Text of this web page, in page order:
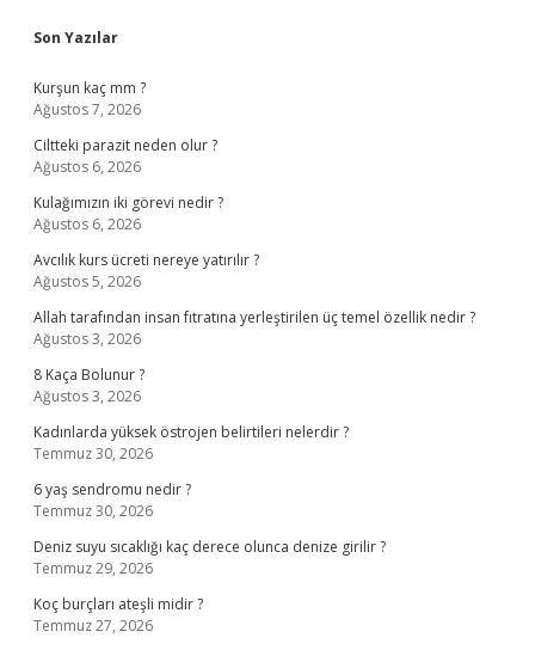
Sidebar
Son Yazılar
Kurşun kaç mm ?
Ağustos 7, 2026
Ciltteki parazit neden olur ?
Ağustos 6, 2026
Kulağımızın iki görevi nedir ?
Ağustos 6, 2026
Avcılık kurs ücreti nereye yatırılır ?
Ağustos 5, 2026
Allah tarafından insan fıtratına yerleştirilen üç temel özellik nedir ?
Ağustos 3, 2026
8 Kaça Bolunur ?
Ağustos 3, 2026
Kadınlarda yüksek östrojen belirtileri nelerdir ?
Temmuz 30, 2026
6 yaş sendromu nedir ?
Temmuz 30, 2026
Deniz suyu sıcaklığı kaç derece olunca denize girilir ?
Temmuz 29, 2026
Koç burçları ateşli midir ?
Temmuz 27, 2026